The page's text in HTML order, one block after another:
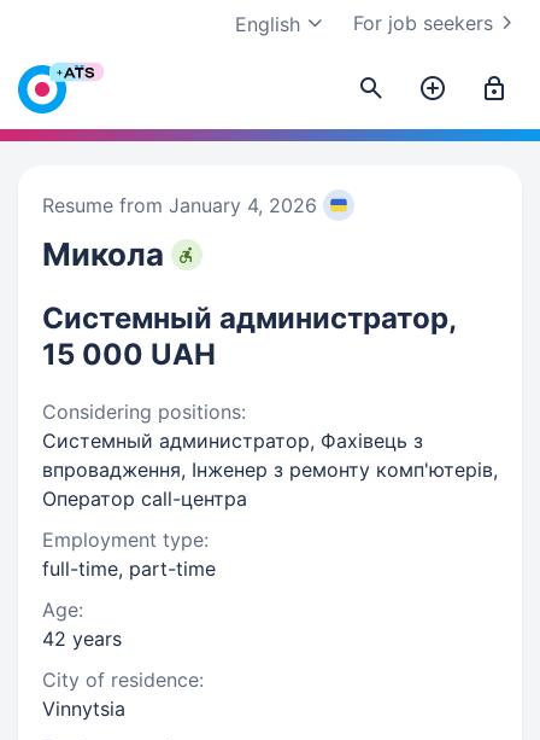
For job seekers
English
Resume from January 4, 2026
Микола
Системный администратор,
15 000 UAH
Considering positions:
Системный администратор, Фахівець з
впровадження, Інженер з ремонту комп'ютерів,
Оператор call-центра
Employment type:
full-time, part-time
Age:
42 years
City of residence:
Vinnytsia